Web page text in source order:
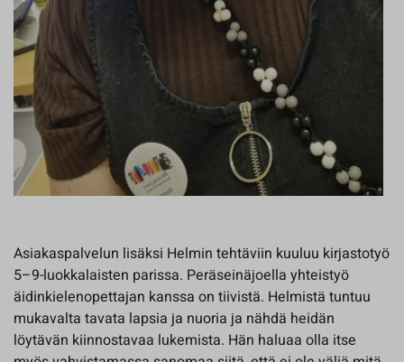
Asiakaspalvelun lisäksi Helmin tehtäviin kuuluu kirjastotyö
5–9-luokkalaisten parissa. Peräseinäjoella yhteistyö
äidinkielenopettajan kanssa on tiivistä. Helmistä tuntuu
mukavalta tavata lapsia ja nuoria ja nähdä heidän
löytävän kiinnostavaa lukemista. Hän haluaa olla itse